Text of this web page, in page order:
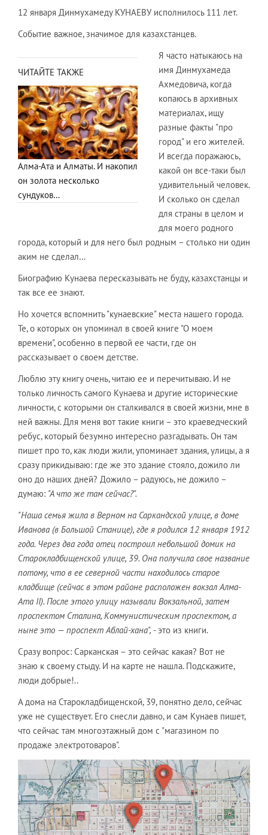
12 января Динмухамеду КУНАЕВУ исполнилось 111 лет.
Событие важное, значимое для казахстанцев.
ЧИТАЙТЕ ТАКЖЕ
Алма-Ата и Алматы. И накопил
он золота несколько
сундуков…
Я часто натыкаюсь на
имя Динмухамеда
Ахмедовича, когда
копаюсь в архивных
материалах, ищу
разные факты "про
город" и его жителей.
И всегда поражаюсь,
какой он все-таки был
удивительный человек.
И сколько он сделал
для страны в целом и
для моего родного
города, который и для него был родным – столько ни один
аким не сделал…
Биографию Кунаева пересказывать не буду, казахстанцы и
так все ее знают.
Но хочется вспомнить "кунаевские" места нашего города.
Те, о которых он упоминал в своей книге "О моем
времени", особенно в первой ее части, где он
рассказывает о своем детстве.
Люблю эту книгу очень, читаю ее и перечитываю. И не
только личность самого Кунаева и другие исторические
личности, с которыми он сталкивался в своей жизни, мне в
ней важны. Для меня вот такие книги – это краеведческий
ребус, который безумно интересно разгадывать. Он там
пишет про то, как люди жили, упоминает здания, улицы, а я
сразу прикидываю: где же это здание стояло, дожило ли
оно до наших дней? Дожило – радуюсь, не дожило –
думаю: "А что же там сейчас?".
"Наша семья жила в Верном на Саркандской улице, в доме
Иванова (в Большой Станице), где я родился 12 января 1912
года. Через два года отец построил небольшой домик на
Старокладбищенской улице, 39. Она получила свое название
потому, что в ее северной части находилось старое
кладбище (сейчас в этом районе расположен вокзал Алма-
Ата II). После этого улицу называли Вокзальной, затем
проспектом Сталина, Коммунистическим проспектом, а
ныне это — проспект Аблай-хана", - это из книги.
Сразу вопрос: Сарканская – это сейчас какая? Вот не
знаю к своему стыду. И на карте не нашла. Подскажите,
люди добрые!..
А дома на Старокладбищенской, 39, понятно дело, сейчас
уже не существует. Его снесли давно, и сам Кунаев пишет,
что сейчас там многоэтажный дом с "магазином по
продаже электротоваров".